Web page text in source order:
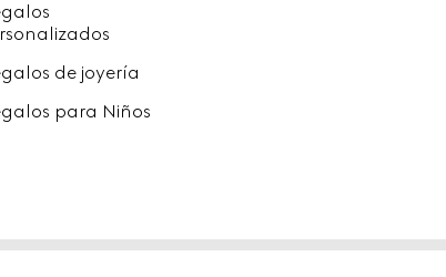
de joyería
para Niños